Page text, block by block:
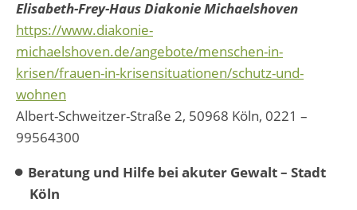
Elisabeth-Frey-Haus Diakonie Michaelshoven
https://www.diakonie-
michaelshoven.de/angebote/menschen-in-
krisen/frauen-in-krisensituationen/schutz-und-
wohnen
Albert-Schweitzer-Straße 2, 50968 Köln, 0221 –
99564300
Beratung und Hilfe bei akuter Gewalt – Stadt
Köln